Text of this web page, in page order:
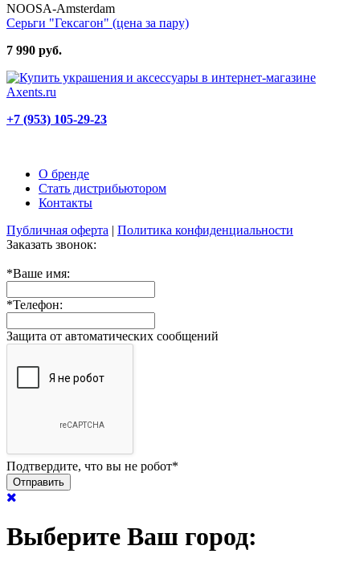
NOOSA-Amsterdam
Серьги "Гексагон" (цена за пару)
7 990 руб.
+7 (953) 105-29-23
О бренде
Стать дистрибьютором
Контакты
Публичная оферта | Политика конфиденциальности
Заказать звонок:
*Ваше имя:
*Телефон:
Защита от автоматических сообщений
Подтвердите, что вы не робот*
Выберите Ваш город: